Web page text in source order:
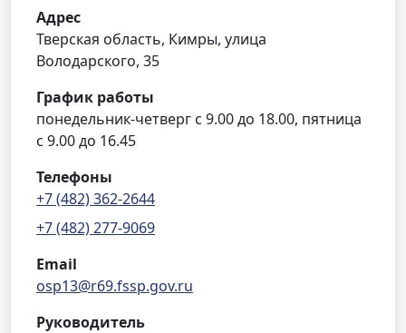
Адрес
Тверская область, Кимры, улица
Володарского, 35
График работы
понедельник-четверг с 9.00 до 18.00, пятница
с 9.00 до 16.45
Телефоны
+7 (482) 362-2644
+7 (482) 277-9069
Email
osp13@r69.fssp.gov.ru
Руководитель